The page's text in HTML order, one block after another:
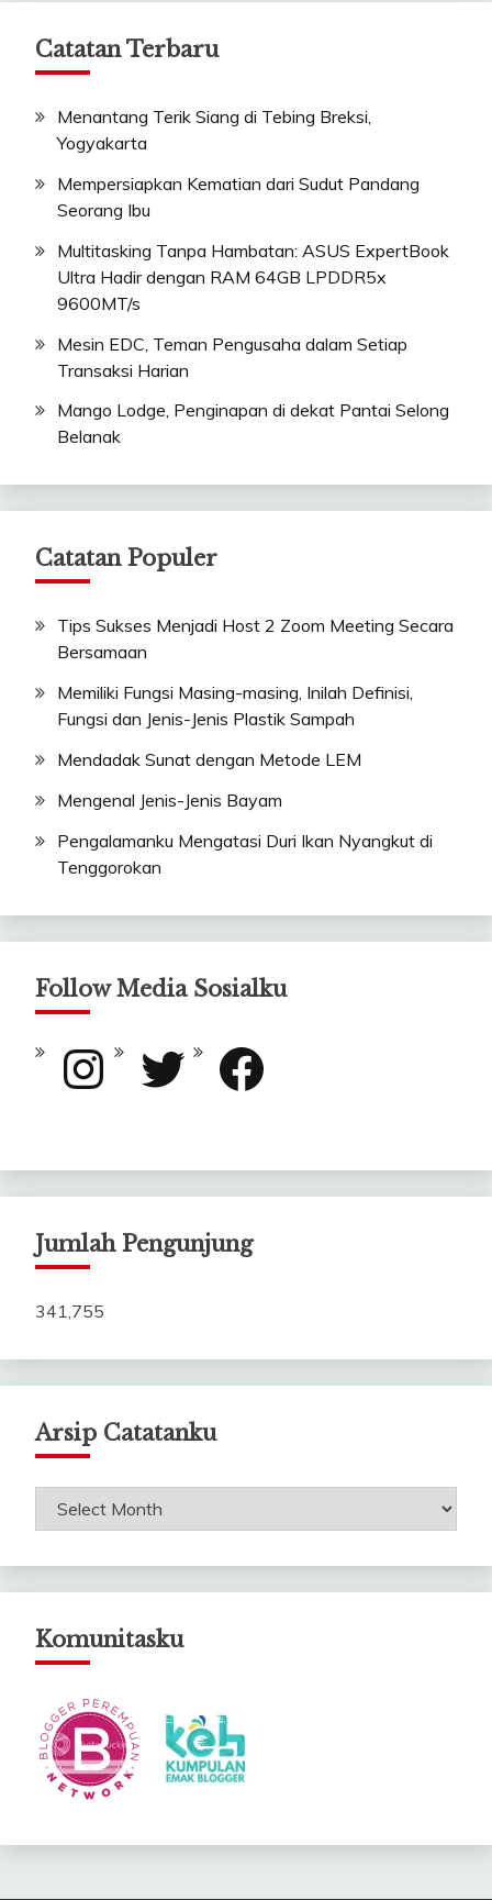
Catatan Terbaru
Menantang Terik Siang di Tebing Breksi,
Yogyakarta
Mempersiapkan Kematian dari Sudut Pandang
Seorang Ibu
Multitasking Tanpa Hambatan: ASUS ExpertBook
Ultra Hadir dengan RAM 64GB LPDDR5x
9600MT/s
Mesin EDC, Teman Pengusaha dalam Setiap
Transaksi Harian
Mango Lodge, Penginapan di dekat Pantai Selong
Belanak
Catatan Populer
Tips Sukses Menjadi Host 2 Zoom Meeting Secara
Bersamaan
Memiliki Fungsi Masing-masing, Inilah Definisi,
Fungsi dan Jenis-Jenis Plastik Sampah
Mendadak Sunat dengan Metode LEM
Mengenal Jenis-Jenis Bayam
Pengalamanku Mengatasi Duri Ikan Nyangkut di
Tenggorokan
Follow Media Sosialku
Instagram Twitter Facebook
Jumlah Pengunjung
341,755
Arsip Catatanku
Arsip
Catatanku
Komunitasku